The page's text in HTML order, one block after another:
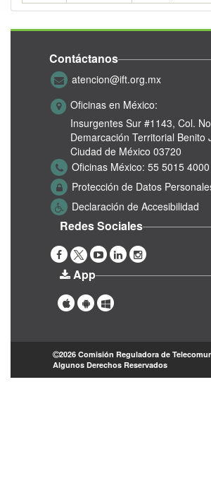
Contáctanos
atencion@ift.org.mx
Oficinas en México:
Insurgentes Sur #1143, Col.
Demarcación Territorial Benito
Ciudad de México 03720
Oficinas México: 55 5015 4000
Protección de Datos
Declaración de Accesibilidad
Redes Sociales
App
2026 Comisión Reguladora de
Algunos Derechos Reservados